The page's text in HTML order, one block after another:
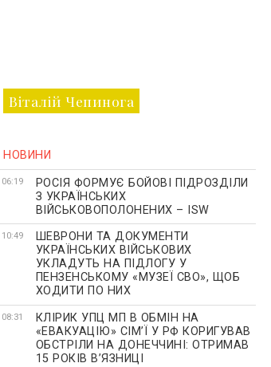
Віталій Чепинога
НОВИНИ
06:19
РОСІЯ ФОРМУЄ БОЙОВІ ПІДРОЗДІЛИ
З УКРАЇНСЬКИХ
ВІЙСЬКОВОПОЛОНЕНИХ – ISW
10:49
ШЕВРОНИ ТА ДОКУМЕНТИ
УКРАЇНСЬКИХ ВІЙСЬКОВИХ
УКЛАДУТЬ НА ПІДЛОГУ У
ПЕНЗЕНСЬКОМУ «МУЗЕЇ СВО», ЩОБ
ХОДИТИ ПО НИХ
08:31
КЛІРИК УПЦ МП В ОБМІН НА
«ЕВАКУАЦІЮ» СІМʼЇ У РФ КОРИГУВАВ
ОБСТРІЛИ НА ДОНЕЧЧИНІ: ОТРИМАВ
15 РОКІВ ВʼЯЗНИЦІ